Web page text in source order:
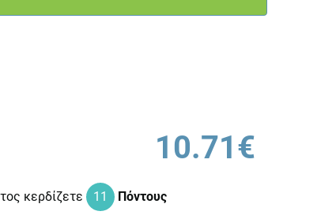
10.71€
κερδίζετε 11 Πόντους